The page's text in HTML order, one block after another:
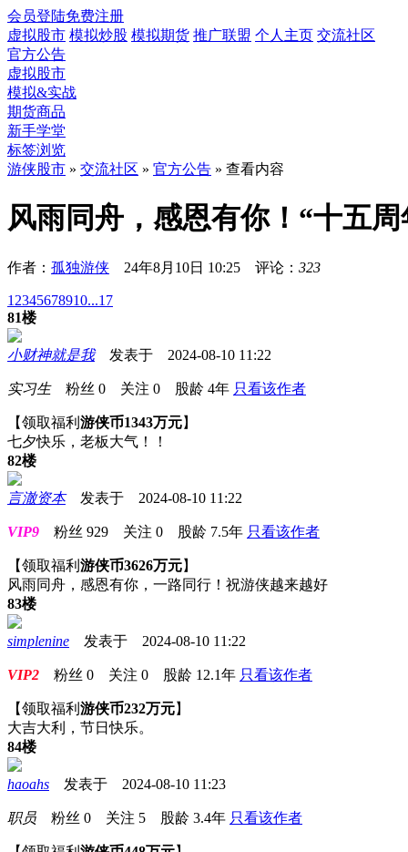
会员登陆免费注册
虚拟股市 模拟炒股 模拟期货 推广联盟 个人主页 交流社区
官方公告
虚拟股市
模拟&实战
期货商品
新手学堂
标签浏览
游侠股市 » 交流社区 » 官方公告 » 查看内容
风雨同舟，感恩有你！“十五
作者： 孤独游侠 24年8月10日 10:25 评论： 323
1 2345678910...17
81楼
小财神就是我发表于 2024-08-10 11:22
实习生粉丝 0 关注 0 股龄 4年 只看该作者
【领取福利 游侠币1343万元】
七夕快乐，老板大气！！
82楼
言澈资本发表于 2024-08-10 11:22
VIP9 粉丝 929 关注 0 股龄 7.5年 只看该作者
【领取福利 游侠币3626万元】
风雨同舟，感恩有你，一路同行！祝游侠越来越好
83楼
simplenine 发表于 2024-08-10 11:22
VIP2 粉丝 0 关注 0 股龄 12.1年 只看该作者
【领取福利 游侠币232万元】
大吉大利，节日快乐。
84楼
haoahs 发表于 2024-08-10 11:23
职员 粉丝 0 关注 5 股龄 3.4年 只看该作者